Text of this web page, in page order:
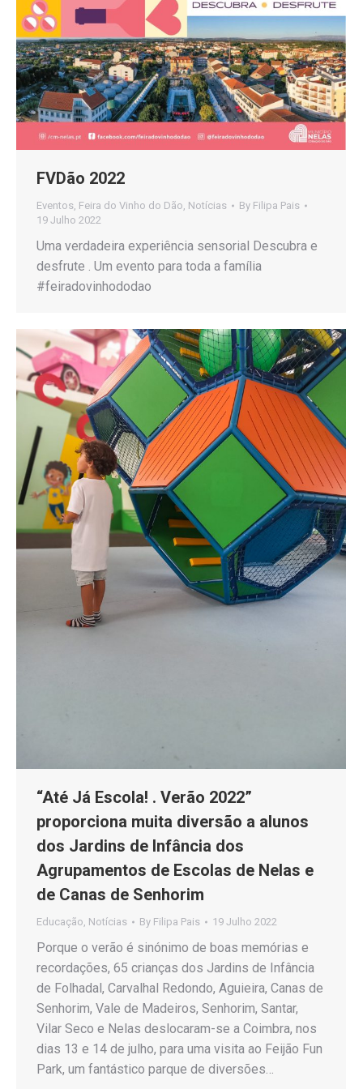
FVDão 2022
Eventos, Feira do Vinho do Dão, Notícias By Filipa Pais
19 Julho 2022
Uma verdadeira experiência sensorial Descubra e
desfrute . Um evento para toda a família
#feiradovinhododao
“Até Já Escola! . Verão 2022”
proporciona muita diversão a alunos
dos Jardins de Infância dos
Agrupamentos de Escolas de Nelas e
de Canas de Senhorim
Educação Notícias By Filipa Pais 19 Julho 2022
Porque o verão é sinónimo de boas memórias e
recordações, 65 crianças dos Jardins de Infância
de Folhadal, Carvalhal Redondo, Aguieira, Canas de
Senhorim, Vale de Madeiros, Senhorim, Santar,
Vilar Seco e Nelas deslocaram-se a Coimbra, nos
dias 13 e 14 de julho, para uma visita ao Feijão Fun
Park, um fantástico parque de diversões…